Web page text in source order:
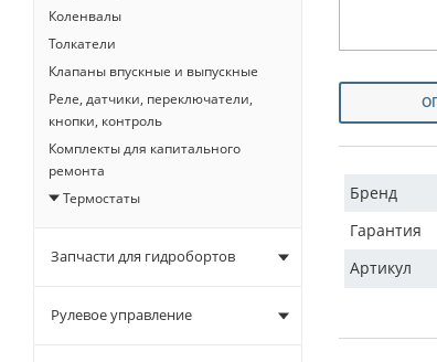
Бренд
Гарантия
Артикул
Коленвалы
Толкатели
Клапаны впускные и выпускные
Реле, датчики, переключатели,
кнопки, контроль
Комплекты для капитального
ремонта
Термостаты
Запчасти для гидробортов
Рулевое управление